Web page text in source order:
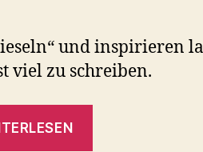
und inspirieren
viel zu schreiben.